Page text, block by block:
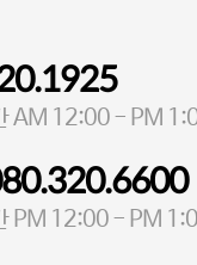
책임자 김상현
마포-3931호
AM 12:00 - PM
PM 12:00 - PM